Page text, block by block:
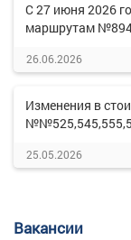
С 27 июня 2026
маршрутам
26.06.2026
Изменения в
25.05.2026
Вакансии